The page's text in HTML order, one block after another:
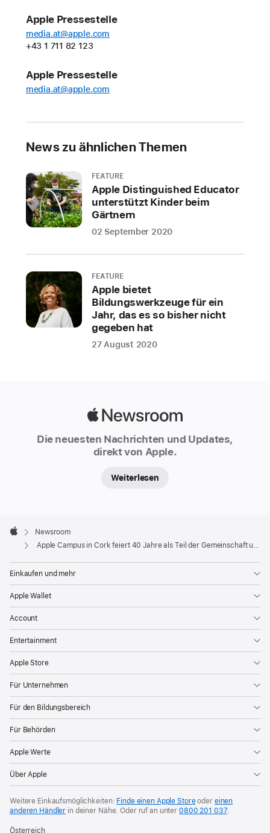
Apple Pressestelle
media.at@apple.com
+43 1 711 82 123
Apple Pressestelle
media.at@apple.com
News zu ähnlichen Themen
FEATURE
Apple Distinguished Educator
unterstützt Kinder beim
Gärtnern
02 September 2020
FEATURE
Apple bietet
Bildungswerkzeuge für ein
Jahr, das es so bisher nicht
gegeben hat
27 August 2020
Die neuesten Nachrichten und Updates,
direkt von Apple.
Weiterlesen
Footer

Apple
Newsroom
Apple Campus in Cork feiert 40 Jahre als Teil der Gemeinschaft und blickt in die Zukunft
Einkaufen und mehr
Apple Wallet
Account
Entertainment
Apple Store
Für Unternehmen
Für den Bildungsbereich
Für Behörden
Apple Werte
Über Apple
Weitere Einkaufsmöglichkeiten: Finde einen Apple Storeoder einen
anderen Händler in deiner Nähe.Oder ruf an unter0800 201 037.
Österreich